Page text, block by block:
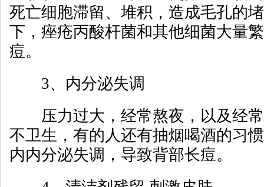
死亡细胞滞留、堆积，造成毛孔的
下，痤疮丙酸杆菌和其他细菌大量
痘。
3、内分泌失调
压力过大，经常熬夜，以及经常
不卫生，有的人还有抽烟喝酒的习
内内分泌失调，导致背部长痘。